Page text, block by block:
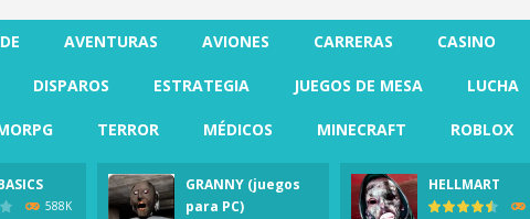
AVENTURAS AVIONES CARRERAS CASINO
DISPAROS ESTRATEGIA JUEGOS DE MESA LUCHA
TERROR MÉDICOS MINECRAFT ROBLOX
588K
GRANNY (juegos
para PC)
HELLMART